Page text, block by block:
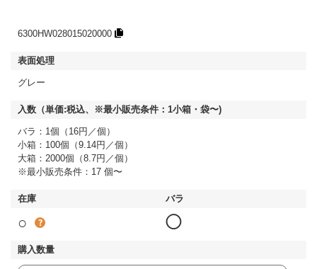
6300HW028015020000
グレー
バラ：1個（16円／個）
小箱：100個（9.14円／個）
大箱：2000個（8.7円／個）
※最小販売条件：17 個〜
○ ◯